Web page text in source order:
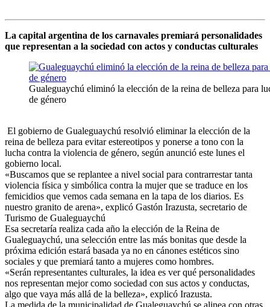
La capital argentina de los carnavales premiará personalidades
que representan a la sociedad con actos y conductas culturales
Gualeguaychú eliminó la elección de la reina de belleza para
de género
El gobierno de Gualeguaychú resolvió eliminar la elección de la
reina de belleza para evitar estereotipos y ponerse a tono con la
lucha contra la violencia de género, según anunció este lunes el
gobierno local.
«Buscamos que se replantee a nivel social para contrarrestar tanta
violencia física y simbólica contra la mujer que se traduce en los
femicidios que vemos cada semana en la tapa de los diarios. Es
nuestro granito de arena», explicó Gastón Irazusta, secretario de
Turismo de Gualeguaychú
Esa secretaría realiza cada año la elección de la Reina de
Gualeguaychú, una selección entre las más bonitas que desde la
próxima edición estará basada ya no en cánones estéticos sino
sociales y que premiará tanto a mujeres como hombres.
«Serán representantes culturales, la idea es ver qué personalidades
nos representan mejor como sociedad con sus actos y conductas,
algo que vaya más allá de la belleza», explicó Irazusta.